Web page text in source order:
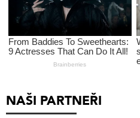
NAŠI PARTNEŘI